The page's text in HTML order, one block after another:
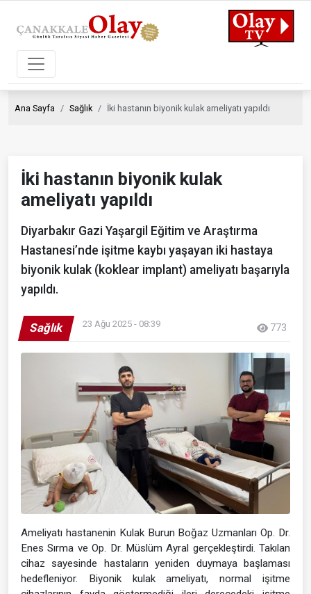
Ana Sayfa Sağlık İki hastanın biyonik kulak ameliyatı yapıldı
İki hastanın biyonik kulak
ameliyatı yapıldı
Diyarbakır Gazi Yaşargil Eğitim ve Araştırma
Hastanesi’nde işitme kaybı yaşayan iki hastaya
biyonik kulak (koklear implant) ameliyatı başarıyla
yapıldı.
Sağlık 23 Ağu 2025 - 08:39 773
Ameliyatı hastanenin Kulak Burun Boğaz Uzmanları Op. Dr.
Enes Sırma ve Op. Dr. Müslüm Ayral gerçekleştirdi. Takılan
cihaz sayesinde hastaların yeniden duymaya başlaması
hedefleniyor. Biyonik kulak ameliyatı, normal işitme